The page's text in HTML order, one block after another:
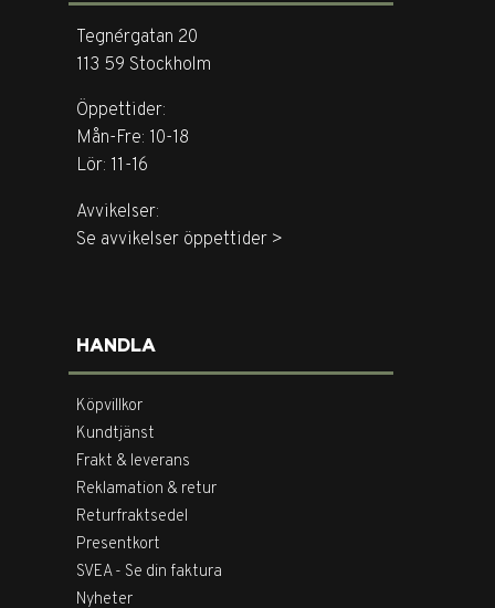
Tegnérgatan 20
113 59 Stockholm
Öppettider:
Mån-Fre: 10-18
Lör: 11-16
Avvikelser:
Se avvikelser öppettider >
HANDLA
Köpvillkor
Kundtjänst
Frakt & leverans
Reklamation & retur
Returfraktsedel
Presentkort
SVEA - Se din faktura
Nyheter